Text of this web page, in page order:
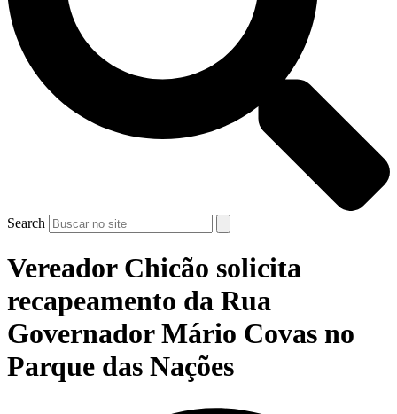
Search
Vereador Chicão solicita
recapeamento da Rua
Governador Mário Covas no
Parque das Nações